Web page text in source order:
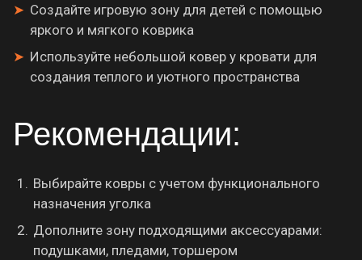
Создайте игровую зону для детей с помощью
яркого и мягкого коврика
Используйте небольшой ковер у кровати для
создания теплого и уютного пространства
Рекомендации:
Выбирайте ковры с учетом функционального
назначения уголка
Дополните зону подходящими аксессуарами:
подушками, пледами, торшером